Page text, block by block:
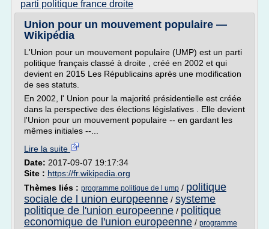
parti politique france droite
Union pour un mouvement populaire —
Wikipédia
L'Union pour un mouvement populaire (UMP) est un parti
politique français classé à droite , créé en 2002 et qui
devient en 2015 Les Républicains après une modification
de ses statuts.
En 2002, l' Union pour la majorité présidentielle est créée
dans la perspective des élections législatives . Elle devient
l'Union pour un mouvement populaire -- en gardant les
mêmes initiales --...
Lire la suite
Date: 2017-09-07 19:17:34
Site : https://fr.wikipedia.org
Thèmes liés : programme politique de l ump / politique
sociale de l union europeenne / systeme
politique de l'union europeenne / politique
economique de l'union europeenne / programme